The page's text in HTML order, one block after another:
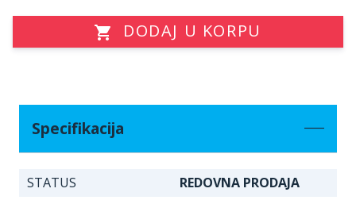
DODAJ U KORPU
Specifikacija
STATUS
REDOVNA PRODAJA